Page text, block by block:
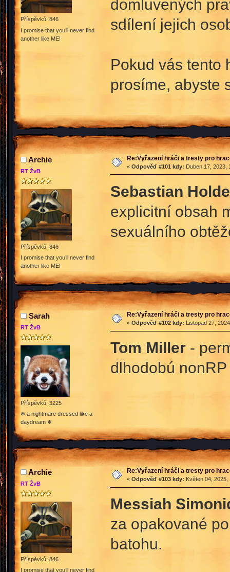
Příspěvků: 846
I promise that you’ll never find
another like ME!
domluvených
sdílení jejich
Pokud vás tento
prosíme, abyste
Archie
RT ŽvB
Příspěvků: 846
I promise that you’ll never find
another like ME!
Re:Vyřazení hráči a tresty pro
« Odpověď #101 kdy: Duben 17, 2023,
Sebastian
explicitní obsah
sexuálního
Sarah
RT ŽvB
Příspěvků: 3225
❄ a nightmare dressed like a
daydream ❄
Re:Vyřazení hráči a tresty pro
« Odpověď #102 kdy: Listopad 27,
Tom Miller-
dlhodobú nonRP
Archie
RT ŽvB
Příspěvků: 846
I promise that you’ll never find
Re:Vyřazení hráči a tresty pro
« Odpověď #103 kdy: Květen 04, 2025,
Messiah
za opakované
batohu.